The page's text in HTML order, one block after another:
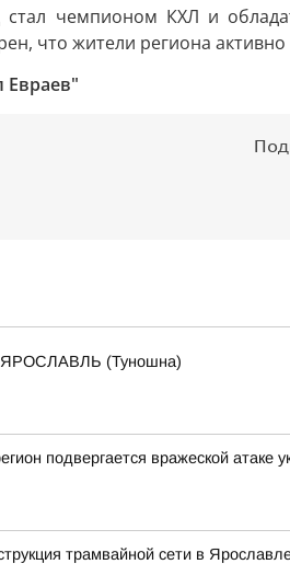
стал чемпионом КХЛ и
что жители региона
ЯРОСЛАВЛЬ (Туношна)
подвергается вражеской атаке
трамвайной сети в